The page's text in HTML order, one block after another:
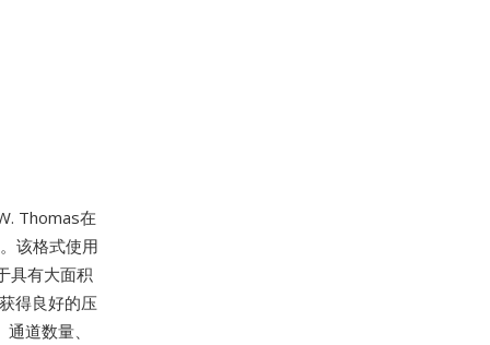
Thomas在
该格式使用
具有大面积
得良好的压
道数量、